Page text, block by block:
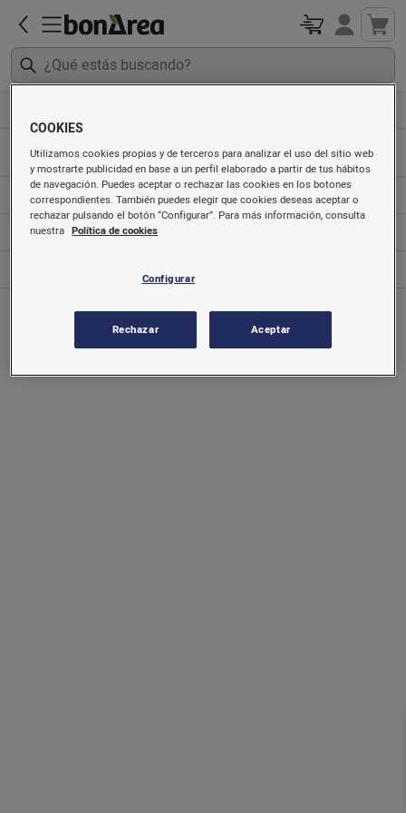
Cápsulas de café
Café molido y en grano
Café y cereales solubles
COOKIES
Utilizamos cookies propias y de terceros para analizar el uso del sitio web
y mostrarte publicidad en base a un perfil elaborado a partir de tus hábitos
de navegación. Puedes aceptar o rechazar las cookies en los botones
correspondientes. También puedes elegir que cookies deseas aceptar o
rechazar pulsando el botón “Configurar”. Para más información, consulta
nuestra Política de cookies
Configurar
Rechazar Aceptar